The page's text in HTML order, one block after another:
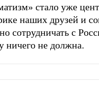
стало уже
наших друзей и
сотрудничать с
ничего не должна.